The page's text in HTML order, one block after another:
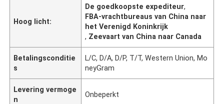
Hoog licht:
De goedkoopste expediteur,
FBA-vrachtbureaus van China naar
het Verenigd Koninkrijk
, Zeevaart van China naar Canada
Betalingsconditie
s
L/C, D/A, D/P, T/T, Western Union, Mo
neyGram
Levering vermoge
n
Onbeperkt